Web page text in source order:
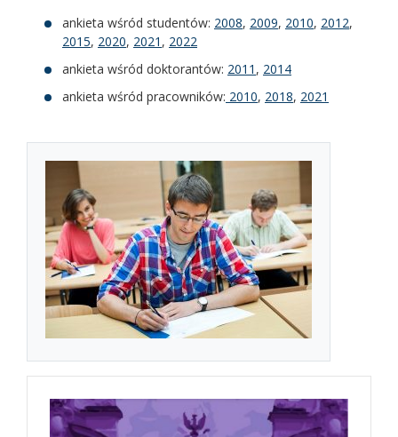
ankieta wśród studentów: 2008, 2009, 2010, 2012,
2015, 2020, 2021 , 2022
ankieta wśród doktorantów: 2011 , 2014
ankieta wśród pracowników: 2010, 2018, 2021